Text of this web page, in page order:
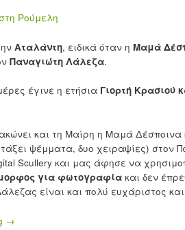
Αταλάντη, ειδικά όταν η Μαμά
Παναγιώτη Λάλεζα.
έγινε η ετήσια Γιορτή Κρασιού
και τη Μαίρη η Μαμά
ψέμματα, δυο χειραψίες) στον
Scullery και μας άφησε να
για φωτογραφίακαι δεν
είναι και πολύ ευχάριστος
→